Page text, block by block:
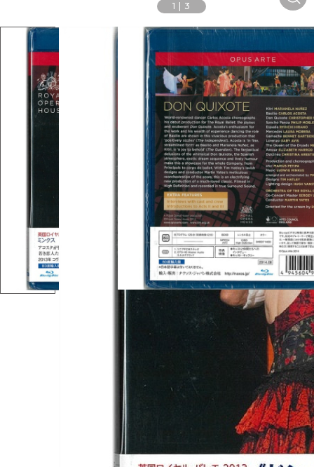
1 3